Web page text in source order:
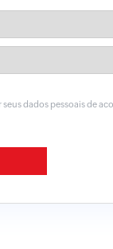
dados pessoais de